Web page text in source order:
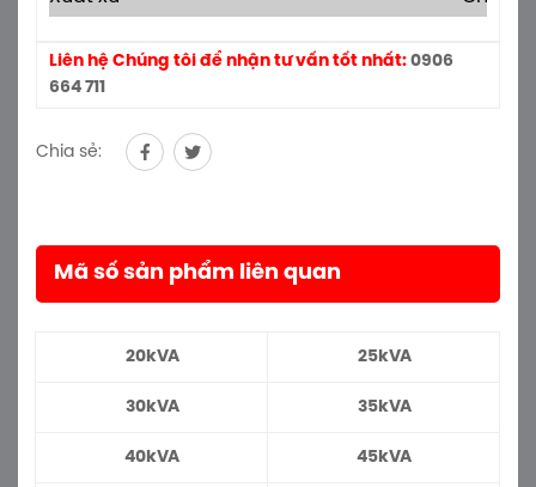
Liên hệ Chúng tôi để nhận tư vấn tốt nhất: 0906
664 711
Chia sẻ:
Mã số sản phẩm liên quan
20kVA 25kVA
30kVA 35kVA
40kVA 45kVA